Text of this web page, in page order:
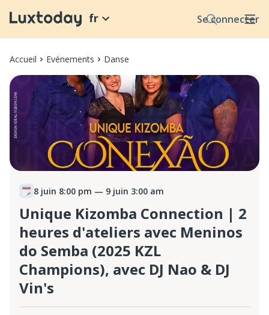
Se connecter
fr
Accueil Evénements Danse
8 juin 8:00 pm — 9 juin 3:00 am
Unique Kizomba Connection | 2
heures d'ateliers avec Meninos
do Semba (2025 KZL
Champions), avec DJ Nao & DJ
Vin's